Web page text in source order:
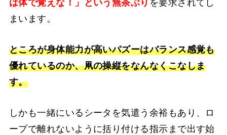
は体で覚えな！」という無茶ぶり を要求されてし
まいます。
ところが身体能力が高いパズーはバランス感覚も
優れているのか、凧の操縦をなんなくこなしま
す。
しかも一緒にいるシータを気遣う余裕もあり、ロ
ープで離れないように括り付ける指示まで出す始